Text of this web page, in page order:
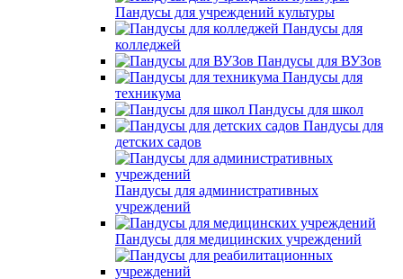
Пандусы для учреждений культуры
Пандусы для
колледжей
Пандусы для ВУЗов
Пандусы для
техникума
Пандусы для школ
Пандусы для
детских садов
Пандусы для административных
учреждений
Пандусы для медицинских учреждений